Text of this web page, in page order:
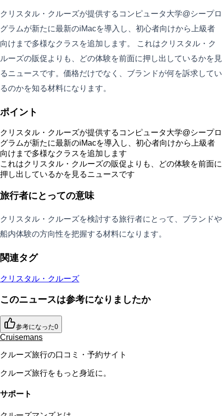
クリスタル・クルーズが提供するコンピュータ大学@シープロ
グラムが新たに最新のiMacを導入し、初心者向けから上級者
向けまで多様なクラスを追加します。 これはクリスタル・ク
ルーズの販促よりも、どの体験を前面に押し出しているかを見
るニュースです。価格だけでなく、ブランドが何を訴求してい
るのかを知る材料になります。
ポイント
クリスタル・クルーズが提供するコンピュータ大学@シープロ
グラムが新たに最新のiMacを導入し、初心者向けから上級者
向けまで多様なクラスを追加します
これはクリスタル・クルーズの販促よりも、どの体験を前面に
押し出しているかを見るニュースです
旅行者にとっての意味
クリスタル・クルーズを検討する旅行者にとって、ブランドや
船内体験の方向性を把握する材料になります。
関連タグ
クリスタル・クルーズ
このニュースは参考になりましたか
参考になった0
Cruisemans
クルーズ旅行の口コミ・予約サイト
クルーズ旅行をもっと身近に。
サポート